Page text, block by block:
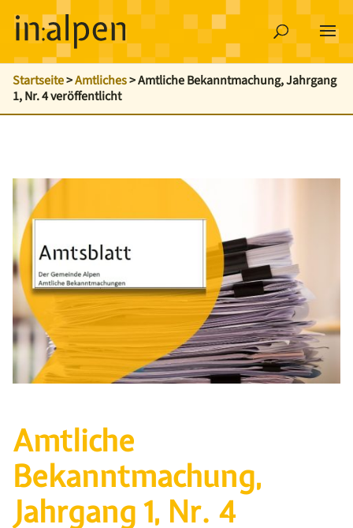
Startseite>Amtliches>Amtliche Bekanntmachung, Jahrgang
1, Nr. 4 veröffentlicht
Amtliche
Bekanntmachung,
Jahrgang 1, Nr. 4